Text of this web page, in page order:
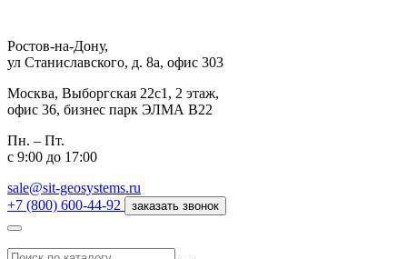
Ростов-на-Дону,
ул Станиславского, д. 8а, офис 303
Москва, Выборгская 22с1, 2 этаж,
офис 36, бизнес парк ЭЛМА В22
Пн. – Пт.
с 9:00 до 17:00
sale@sit-geosystems.ru
+7 (800) 600-44-92
заказать звонок